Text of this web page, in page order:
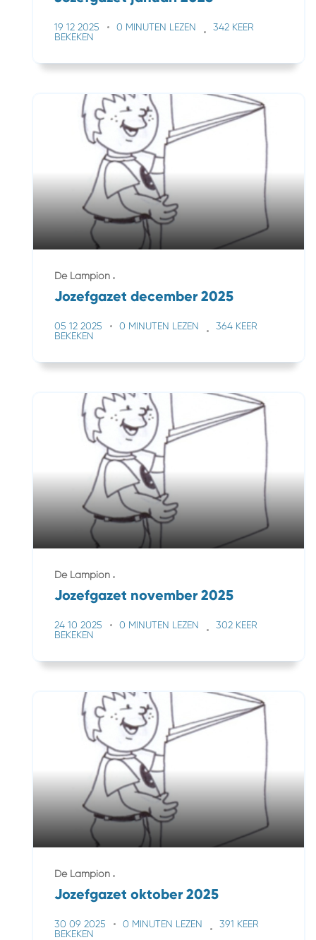
19 12 2025 0 MINUTEN LEZEN
342 KEER
BEKEKEN
De Lampion
Jozefgazet december 2025
05 12 2025 0 MINUTEN LEZEN
364 KEER
BEKEKEN
De Lampion
Jozefgazet november 2025
24 10 2025 0 MINUTEN LEZEN
302 KEER
BEKEKEN
De Lampion
Jozefgazet oktober 2025
30 09 2025 0 MINUTEN LEZEN
391 KEER
BEKEKEN